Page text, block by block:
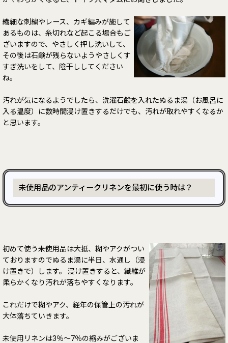
繊細な刺繍やレース、カギ編みが施して
あるものは、糸切れなど起こる場合もご
ざいますので、やさしく押し洗いして、
その後は石鹸が残らないようやさしくす
すぎ洗いをして、陰干ししてください
ね。
汚れが気になるようでしたら、洗濯石鹸を入れたぬるま湯（お風呂に
入る温度）に数時間浸け置きするだけでも、汚れが取れやすくなるか
と思います。
未使用品のアンティークリネンを最初に使う時は？
初めて使う未使用品は大抵、糊やアクがつい
ておりますのでぬるま湯に半日、水通し（浸
け置きで）します。 浸け置きすると、繊維が
柔らかくなり汚れが落ちやすくなります。
これだけで糊やアク、経年の保管上の汚れが
大体落ちていきます。
未使用リネンは3％～7％の縮みがございま